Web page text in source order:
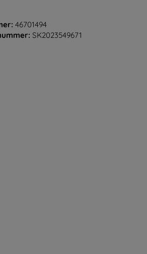
46701494
SK2023549671